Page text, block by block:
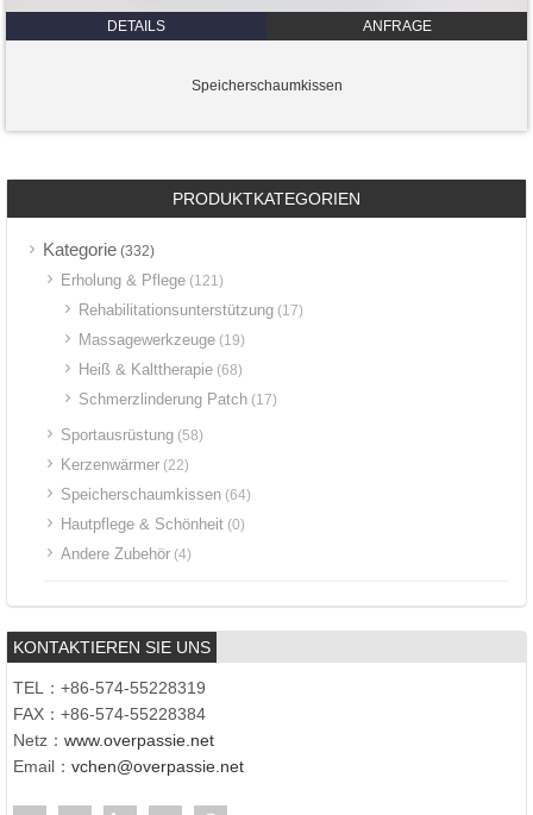
DETAILS ANFRAGE
Speicherschaumkissen
PRODUKTKATEGORIEN
Kategorie (332)
Erholung & Pflege (121)
Rehabilitationsunterstützung (17)
Massagewerkzeuge (19)
Heiß & Kalttherapie (68)
Schmerzlinderung Patch (17)
Sportausrüstung (58)
Kerzenwärmer (22)
Speicherschaumkissen (64)
Hautpflege & Schönheit (0)
Andere Zubehör (4)
KONTAKTIEREN SIE UNS
TEL：+86-574-55228319
FAX：+86-574-55228384
Netz： www.overpassie.net
Email： vchen@overpassie.net